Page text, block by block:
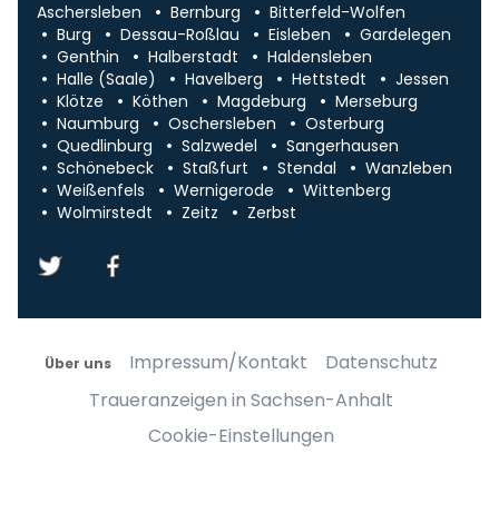
Aschersleben Bernburg
Bitterfeld-Wolfen
Burg
Dessau-Roßlau Eisleben
Gardelegen
Genthin
Halberstadt
Haldensleben
Halle (Saale)
Havelberg Hettstedt
Jessen
Klötze
Köthen Magdeburg
Merseburg
Naumburg
Oschersleben
Osterburg
Quedlinburg
Salzwedel
Sangerhausen
Schönebeck
Staßfurt Stendal
Wanzleben
Weißenfels
Wernigerode
Wittenberg
Wolmirstedt
Zeitz Zerbst
Über uns Impressum/Kontakt
Datenschutz
Traueranzeigen in Sachsen-Anhalt
Cookie-Einstellungen